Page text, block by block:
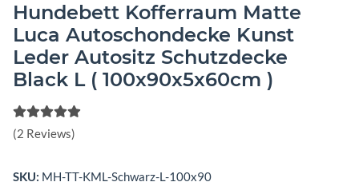
Hundebett Kofferraum Matte
Luca Autoschondecke Kunst
Leder Autositz Schutzdecke
Black L ( 100x90x5x60cm )
(2 Reviews)
SKU: MH-TT-KML-Schwarz-L-100x90